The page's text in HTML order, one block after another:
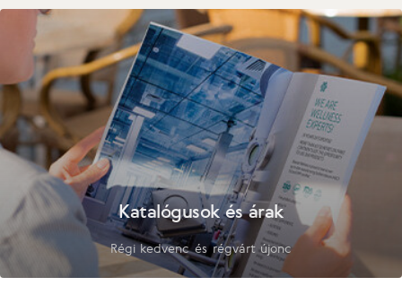
Katalógusok és árak
Régi kedvenc és régvárt újonc